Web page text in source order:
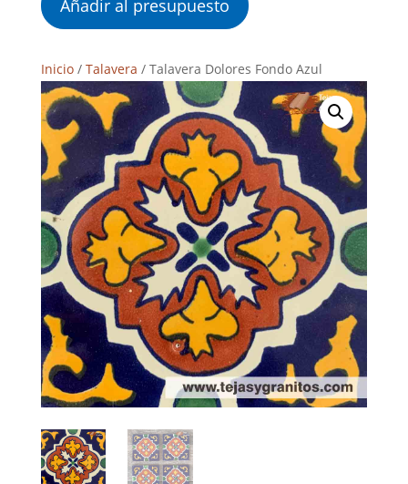
Añadir al presupuesto
Inicio/ Talavera / Talavera Dolores Fondo Azul